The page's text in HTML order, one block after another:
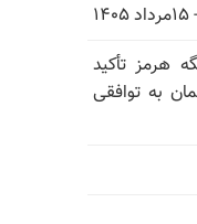
هرمز تأکید
به توافقی